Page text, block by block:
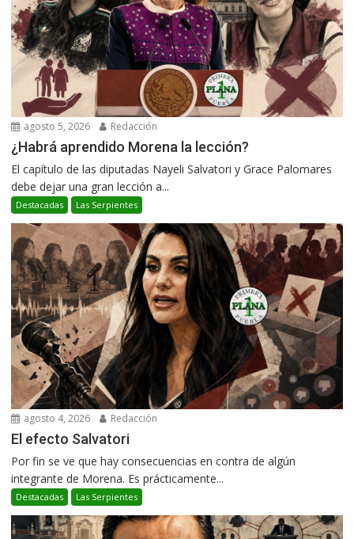
agosto 5, 2026 Redacción
¿Habrá aprendido Morena la lección?
El capítulo de las diputadas Nayeli Salvatori y Grace Palomares
debe dejar una gran lección a...
Destacadas Las Serpientes
agosto 4, 2026 Redacción
El efecto Salvatori
Por fin se ve que hay consecuencias en contra de algún
integrante de Morena. Es prácticamente...
Destacadas Las Serpientes